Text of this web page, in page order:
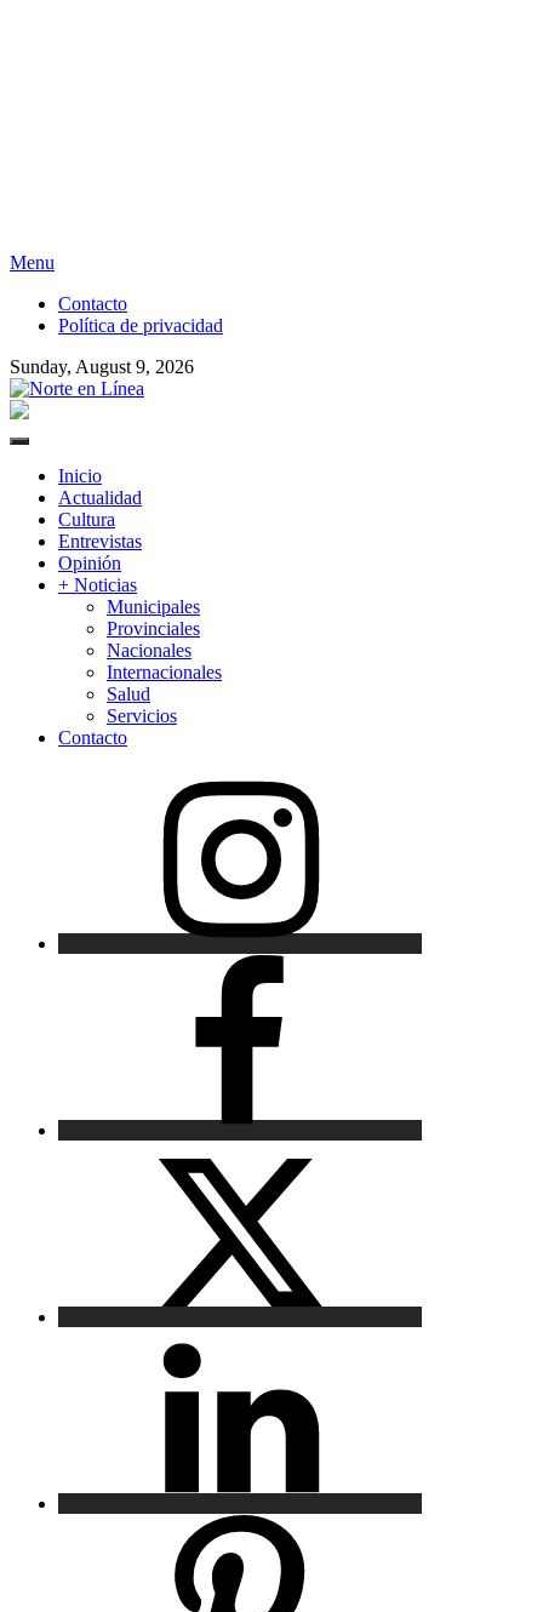
Skip
content
Menu
Contacto
Política de privacidad
Sunday, August 9, 2026
Primary
Inicio
Actualidad
Cultura
Entrevistas
Opinión
+ Noticias
Municipales
Provinciales
Nacionales
Internacionales
Salud
Servicios
Contacto